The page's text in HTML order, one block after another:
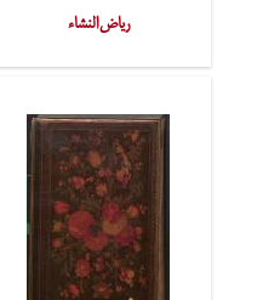
ریاض‌النشاء